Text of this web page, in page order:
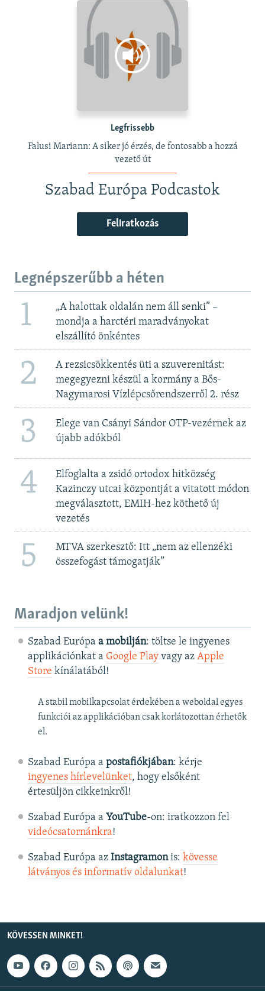
Legfrissebb
Falusi Mariann: A siker jó érzés, de fontosabb a hozzá
vezető út
Szabad Európa Podcastok
Feliratkozás
Legnépszerűbb a héten
1
„A halottak oldalán nem áll senki” –
mondja a harctéri maradványokat
elszállító önkéntes
2
A rezsicsökkentés üti a szuverenitást:
megegyezni készül a kormány a Bős-
Nagymarosi Vízlépcsőrendszerről 2. rész
3
Elege van Csányi Sándor OTP-vezérnek az
újabb adókból
4
Elfoglalta a zsidó ortodox hitközség
Kazinczy utcai központját a vitatott módon
megválasztott, EMIH-hez köthető új
vezetés
5
MTVA szerkesztő: Itt „nem az ellenzéki
összefogást támogatják”
Maradjon velünk!
Szabad Európa a mobilján: töltse le ingyenes
applikációnkat a Google Playvagy az Apple
Store kínálatából!
A stabil mobilkapcsolat érdekében a weboldal egyes
funkciói az applikációban csak korlátozottan érhetők
el.
Szabad Európa a postafiókjában: kérje
ingyenes hírlevelünket, hogy elsőként
értesüljön cikkeinkről!
Szabad Európa a YouTube-on: iratkozzon fel
videócsatornánkra!
Szabad Európa az Instagramonis: kövesse
látványos és informatív oldalunkat! ​
KÖVESSEN MINKET!